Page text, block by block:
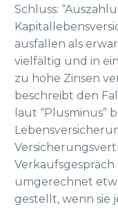
Schluss:
ausfallen als
vielfältig und in
zu hohe Zinsen
beschreibt den
laut “Plusminus”
umgerechnet
gestellt, wenn sie